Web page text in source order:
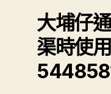
大埔仔
渠時使